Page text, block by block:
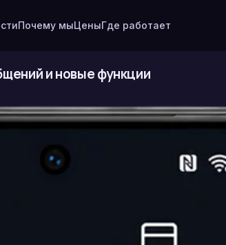
Почему мыЦеныГде работает
и новые функции